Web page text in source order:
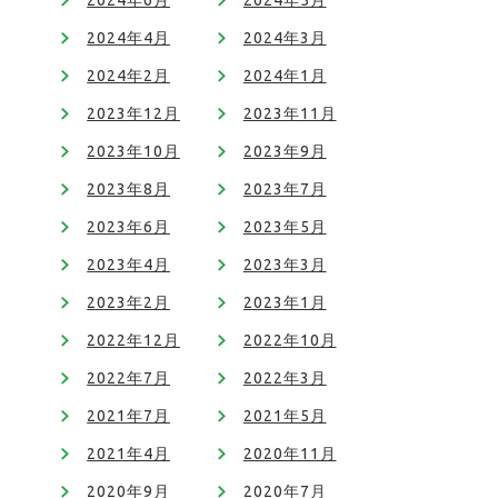
2024年4月 2024年3月
2024年2月 2024年1月
2023年12月 2023年11月
2023年10月 2023年9月
2023年8月 2023年7月
2023年6月 2023年5月
2023年4月 2023年3月
2023年2月 2023年1月
2022年12月 2022年10月
2022年7月 2022年3月
2021年7月 2021年5月
2021年4月 2020年11月
2020年9月 2020年7月